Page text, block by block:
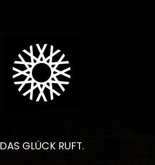
DAS GLÜCK RUFT.